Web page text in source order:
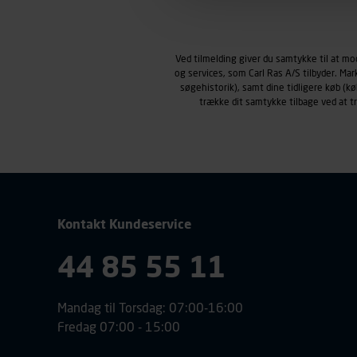
personoplysninger om
klikkes på, sider/indhold
smartphone mv.) samt de
Ved tilmelding giver du samtykke til at
og services, som Carl Ras A/S tilbyder.
søgehistorik), samt dine tidligere køb
trække dit samtykke tilbage ved at
Kontakt Kundeservice
44 85 55 11
Mandag til Torsdag: 07:00-16:00
Fredag 07:00 - 15:00